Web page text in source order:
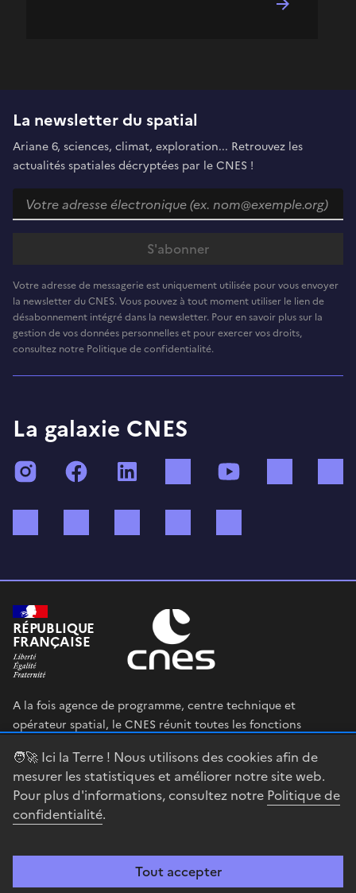
🧑‍🚀 Ici la Terre ! Nous utilisons des cookies afin de
mesurer les statistiques et améliorer notre site web.
Pour plus d'informations, consultez notre Politique de
confidentialité.
Tout accepter
La newsletter du spatial
Ariane 6, sciences, climat, exploration... Retrouvez les
actualités spatiales décryptées par le CNES !
Votre adresse de messagerie est uniquement utilisée pour vous envoyer
la newsletter du CNES. Vous pouvez à tout moment utiliser le lien de
désabonnement intégré dans la newsletter. Pour en savoir plus sur la
gestion de vos données personnelles et pour exercer vos droits,
consultez notre Politique de confidentialité.
La galaxie CNES
InstagramFacebook TikTok
RÉPUBLIQUE
FRANÇAISE
A la fois agence de programme, centre technique et
opérateur spatial, le CNES réunit toutes les fonctions
en œuvre sa stratégie spatiale.
legifrance.gouv.fr
gouvernement.fr
Accessibilité : partiellement conforme Mentions légales